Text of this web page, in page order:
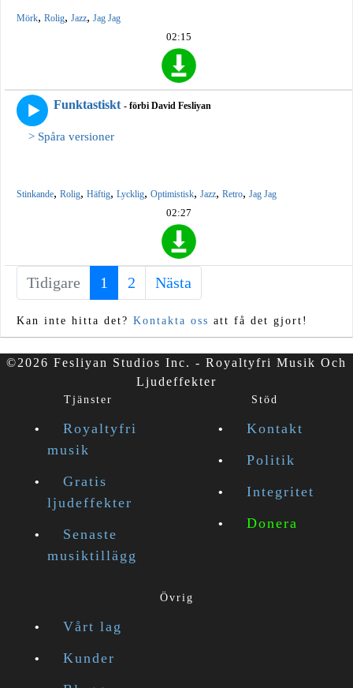
Mörk, Rolig, Jazz, Jag Jag
02:15
Funktastiskt - förbi David Fesliyan
> Spåra versioner
Stinkande, Rolig, Häftig, Lycklig, Optimistisk, Jazz, Retro, Jag Jag
02:27
Tidigare 1 (current)
2 Nästa
Kan inte hitta det? Kontakta oss att få det gjort!
©2026 Fesliyan Studios Inc. - Royaltyfri Musik Och
Ljudeffekter
Tjänster
Royaltyfri
musik
Gratis
ljudeffekter
Senaste
musiktillägg
Stöd
Kontakt
Politik
Integritet
Donera
Övrig
Vårt lag
Kunder